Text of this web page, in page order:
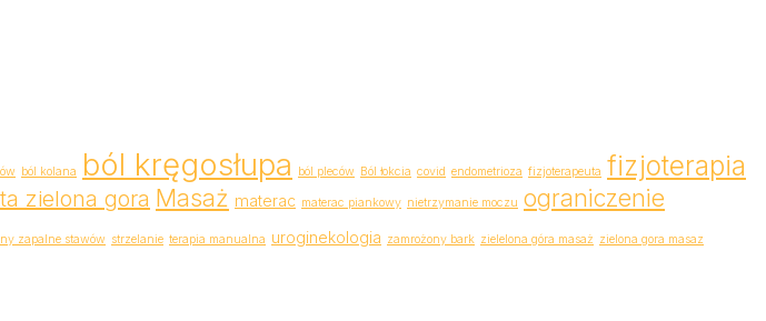
ból kolana ból kręgosłupa ból pleców Ból łokcia covid endometrioza fizjoterapeuta fizjoterapia
zielona gora Masaż materac materac piankowy nietrzymanie moczu ograniczenie
zapalne stawów strzelanie terapia manualna uroginekologia zamrożony bark zielelona góra masaż zielona gora masaz